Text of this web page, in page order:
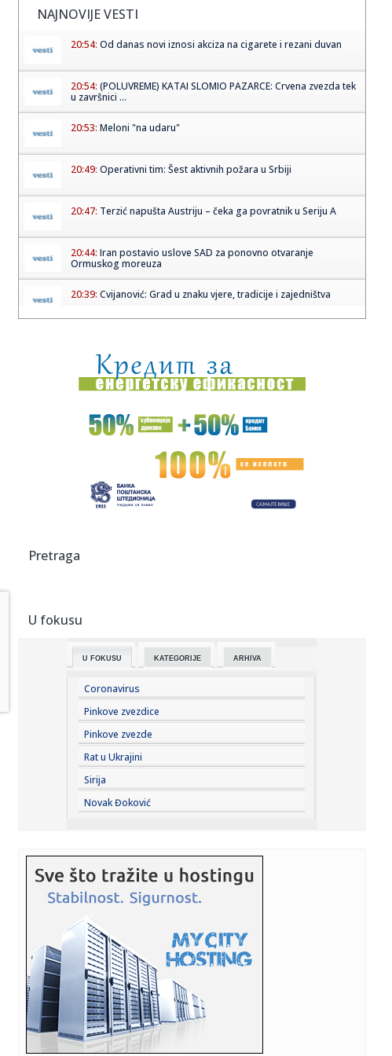
NAJNOVIJE VESTI
20:54: Od danas novi iznosi akciza na cigarete i rezani duvan
20:54: (POLUVREME) KATAI SLOMIO PAZARCE: Crvena zvezda tek
u završnici ...
20:53: Meloni "na udaru"
20:49: Operativni tim: Šest aktivnih požara u Srbiji
20:47: Terzić napušta Austriju – čeka ga povratnik u Seriju A
20:44: Iran postavio uslove SAD za ponovno otvaranje
Ormuskog moreuza
20:39: Cvijanović: Grad u znaku vjere, tradicije i zajedništva
20:31:Veliki posao Zvezde – stiže jedan od Realovih projekata
20:31:Iran: "Vreme je"
Motociklista poginuo u teškoj saobraćajnoj nezgodi
20:31:Nakon devet iscrpnih dana okončana borba trebinjskih
20:31:
20:29:
Muzičar poginuo u stravičnoj nesreći sa traktorom,
20:25:Vučić obilazi radove na rekonstrukciji Starog železničkog
mos...
20:25:Vučić: Teško je voditi balansiranu politiku, ali teške
odluke...
20:18:I Notingem Forest doveo Diomandea
20:17: Najveća železara u Africi dolazi u komšiluk
20:12:
šta će sa S...
20:09:Vučić: Zbog dronova ćemo biti vojna sila
20:08:Učesnik Mundijala stigao u River Plejt
20:06:Srbija u borbi za finale!
Pretraga
U fokusu
U FOKUSU KATEGORIJE ARHIVA
Coronavirus
Pinkove zvezdice
Pinkove zvezde
Rat u Ukrajini
Sirija
Novak Đoković